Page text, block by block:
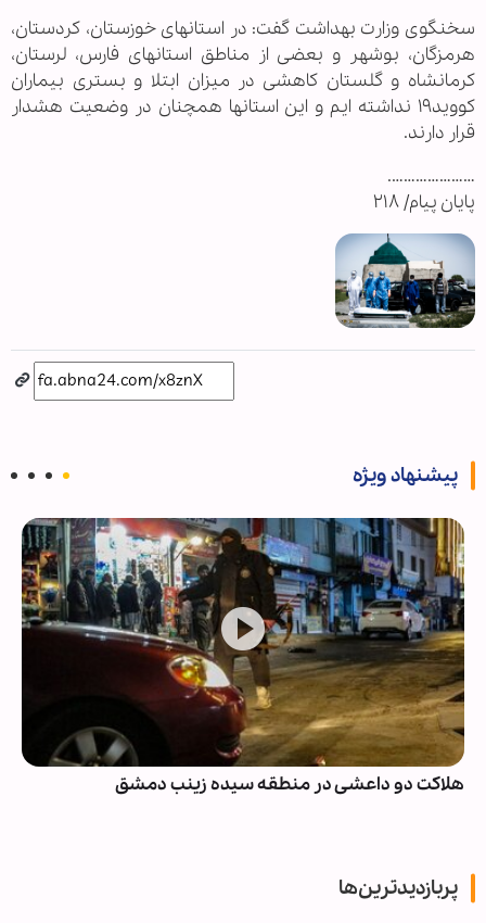
سخنگوی وزارت بهداشت گفت: در استانهای خوزستان، کردستان،
هرمزگان، بوشهر و بعضی از مناطق استانهای فارس، لرستان،
کرمانشاه و گلستان کاهشی در میزان ابتلا و بستری بیماران
کووید۱۹ نداشته ایم و این استانها همچنان در وضعیت هشدار
قرار دارند.
………………….
پایان پیام/ ۲۱۸
پیشنهاد ویژه
هلاکت دو داعشی در منطقه سیده زینب دمشق
پربازدیدترین‌ها